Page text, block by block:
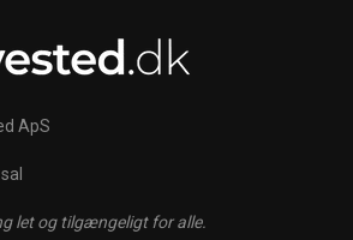
ApS
let og tilgængeligt for alle.